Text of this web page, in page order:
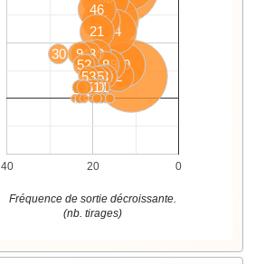
16
56
18
20
54
25
46
21
2
15
29
40
8
27
43
9
32
39
3
14
33
52
30
35
53
1
10
31
49
50
51
4
7
40 20 0
Fréquence de sortie décroissante.
(nb. tirages)